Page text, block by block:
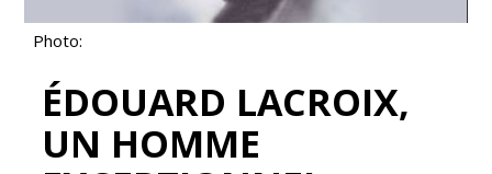
Photo:
ÉDOUARD LACROIX,
UN HOMME